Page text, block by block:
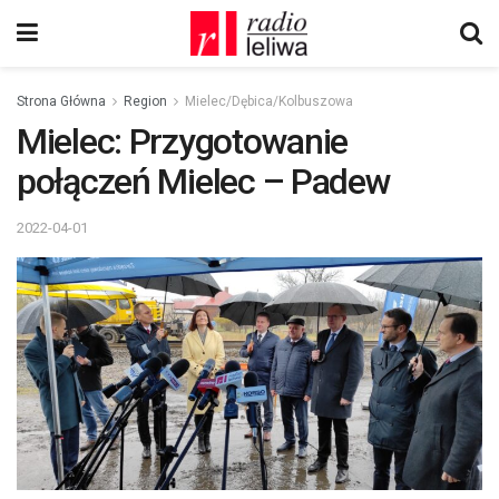
Strona Główna Region Mielec/Dębica/Kolbuszowa
Mielec: Przygotowanie
połączeń Mielec – Padew
2022-04-01